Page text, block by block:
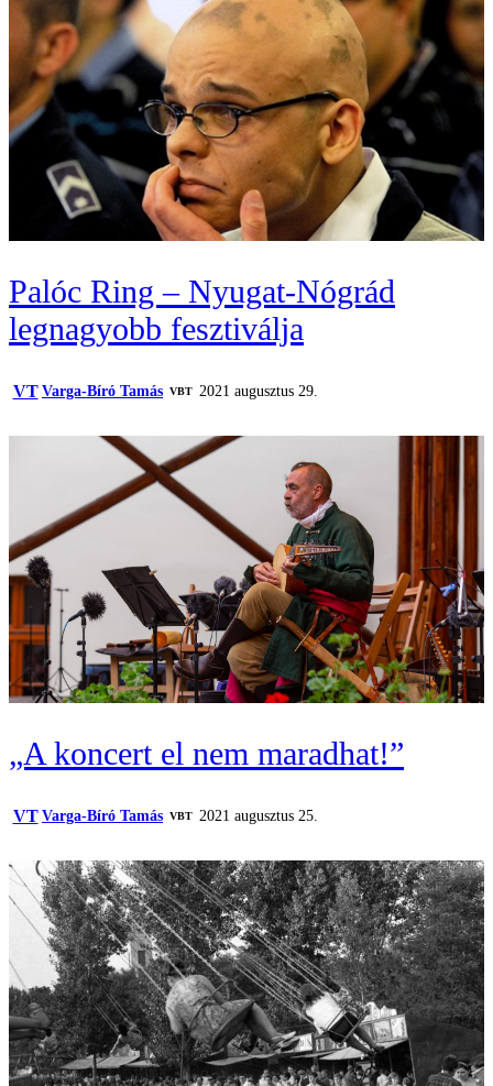
Palóc Ring – Nyugat-Nógrád
legnagyobb fesztiválja
VT Varga-Bíró Tamás VBT 2021 augusztus 29.
„A koncert el nem maradhat!”
VT Varga-Bíró Tamás VBT 2021 augusztus 25.